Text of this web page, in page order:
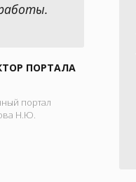
ПОРТАЛА
портал
Н.Ю.